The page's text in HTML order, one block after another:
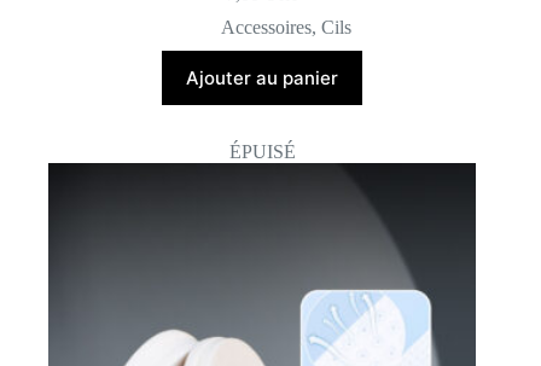
Accessoires,Cils
Ajouter au panier
ÉPUISÉ